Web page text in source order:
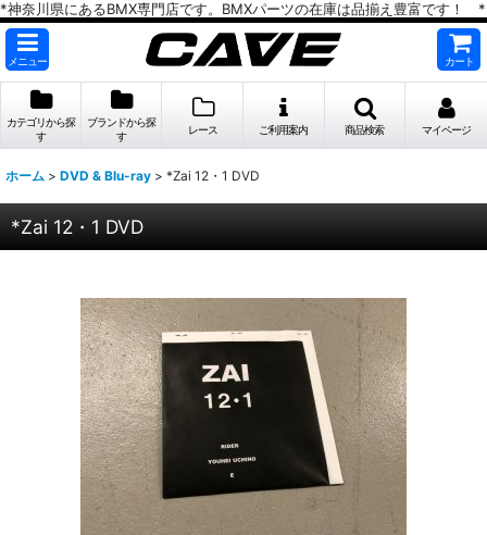
*神奈川県にあるBMX専門店です。BMXパーツの在庫は品揃え豊富です！ *
メニュー カート
カテゴリから探
す
ブランドから探
す
レース ご利用案内 商品検索 マイページ
ホーム > DVD & Blu-ray > *Zai 12・1 DVD
*Zai 12・1 DVD